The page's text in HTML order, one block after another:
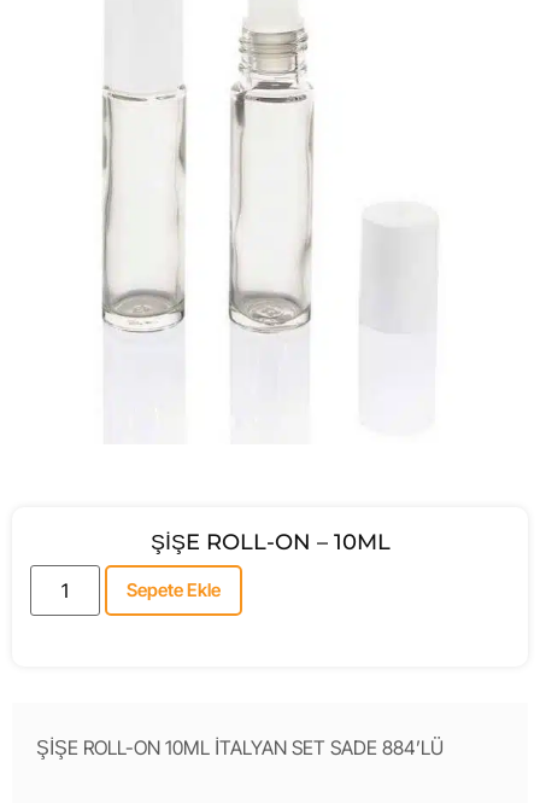
ŞİŞE ROLL-ON – 10ML
Sepete Ekle
ŞİŞE ROLL-ON 10ML İTALYAN SET SADE 884’LÜ